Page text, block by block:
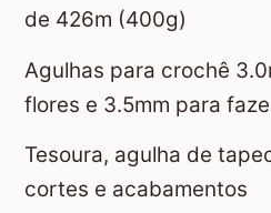
de 426m (400g)
Agulhas para crochê
flores e 3.5mm para
Tesoura, agulha de
cortes e acabamentos